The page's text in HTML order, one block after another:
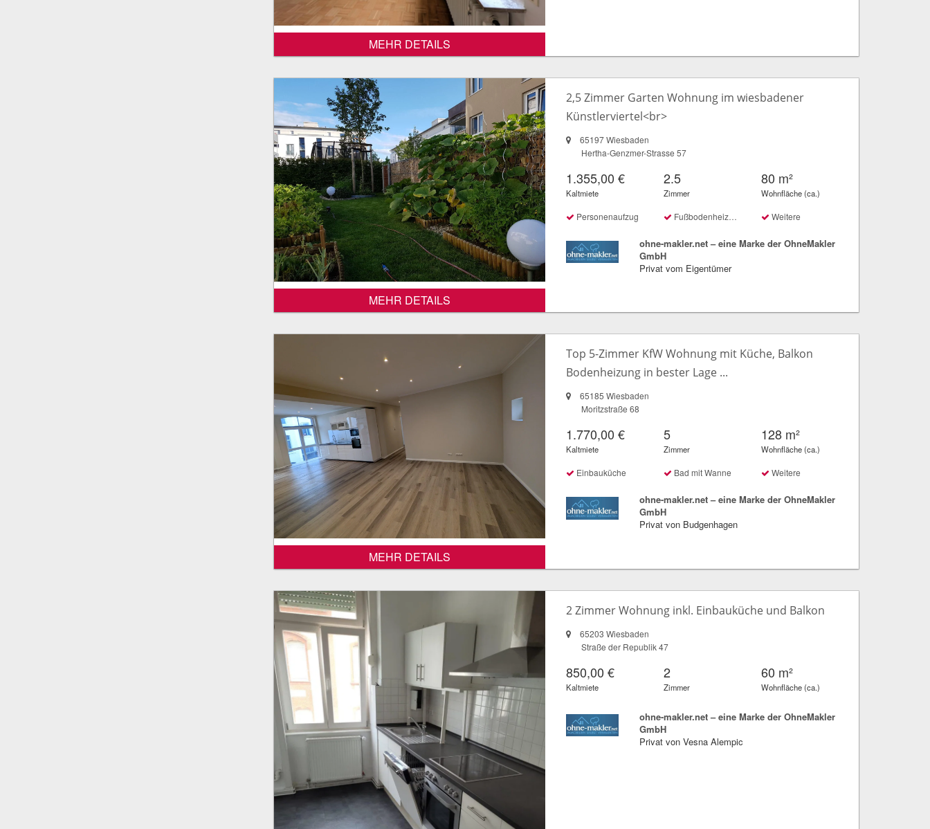
MEHR DETAILS
MEHR DETAILS
2,5 Zimmer Garten Wohnung im wiesbadener
Künstlerviertel<br>
65197 Wiesbaden
Hertha-Genzmer-Strasse 57
1.355,00 €
Kaltmiete
2.5
Zimmer
80 m²
Wohnfläche (ca.)
Personenaufzug Fußbodenheizung Weitere
ohne-makler.net – eine Marke der OhneMakler
GmbH
Privat vom Eigentümer
MEHR DETAILS
Top 5-Zimmer KfW Wohnung mit Küche, Balkon
Bodenheizung in bester Lage ...
65185 Wiesbaden
Moritzstraße 68
1.770,00 €
Kaltmiete
5
Zimmer
128 m²
Wohnfläche (ca.)
Einbauküche Bad mit Wanne Weitere
ohne-makler.net – eine Marke der OhneMakler
GmbH
Privat von Budgenhagen
2 Zimmer Wohnung inkl. Einbauküche und Balkon
65203 Wiesbaden
Straße der Republik 47
850,00 €
Kaltmiete
2
Zimmer
60 m²
Wohnfläche (ca.)
ohne-makler.net – eine Marke der OhneMakler
GmbH
Privat von Vesna Alempic